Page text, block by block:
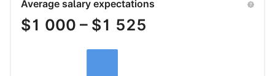
Average salary expectations
$1 000 – $1 525